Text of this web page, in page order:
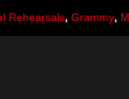
Rehearsals, Grammy,